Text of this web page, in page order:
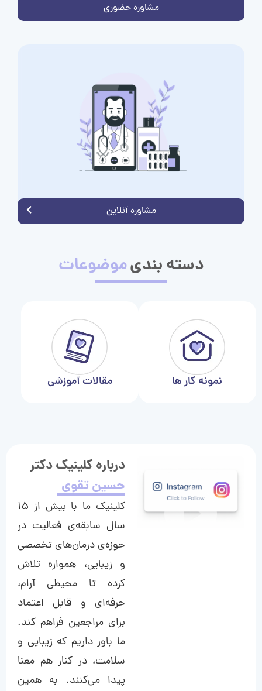
مشاوره حضوری
مشاوره آنلاین
دسته بندیموضوعات
نمونه کار ها مقالات آموزشی
درباره کلینیک دکتر
حسین تقوی
کلینیک ما با بیش از ۱۵
سال سابقه‌ی فعالیت در
حوزه‌ی درمان‌های تخصصی
و زیبایی، همواره تلاش
کرده تا محیطی آرام،
حرفه‌ای و قابل اعتماد
برای مراجعین فراهم کند.
ما باور داریم که زیبایی و
سلامت، در کنار هم معنا
پیدا می‌کنند. به همین